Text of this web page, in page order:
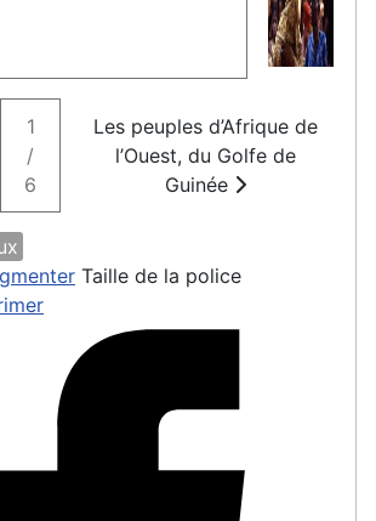
1
/
6
Les peuples d’Afrique de
l’Ouest, du Golfe de
Guinée
Taille de la police